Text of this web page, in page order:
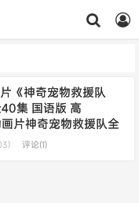
《神奇宠物救援队
集 国语版 高
片神奇宠物救援队全
评论(1)